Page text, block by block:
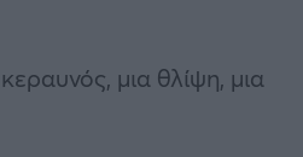
μια θλίψη, μια